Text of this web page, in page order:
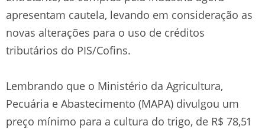
apresentam cautela, levando em consideração as
novas alterações para o uso de créditos
tributários do PIS/Cofins.
Lembrando que o Ministério da Agricultura,
Pecuária e Abastecimento (MAPA) divulgou um
preço mínimo para a cultura do trigo, de R$ 78,51